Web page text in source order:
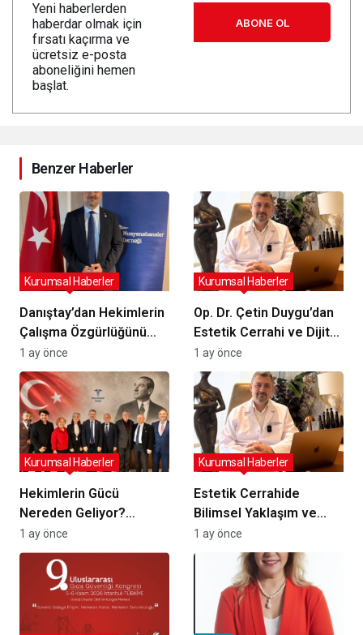
Yeni haberlerden
haberdar olmak için
fırsatı kaçırma ve
ücretsiz e-posta
aboneliğini hemen
başlat.
ABONE OL
Benzer Haberler
Danıştay’dan Hekimlerin
Çalışma Özgürlüğünü
Etkileyen Karar: Hangi
Düzenlemelerin
Yürütmesi Durduruldu?
Kurumsal Haberler
1 ay önce
Op. Dr. Çetin Duygu’dan
Estetik Cerrahi ve Dijital
Algı Uyarısı
Kurumsal Haberler
1 ay önce
Hekimlerin Gücü
Nereden Geliyor?
Muayenehaneler
Derneği Açıklıyor
Kurumsal Haberler
1 ay önce
Estetik Cerrahide
Bilimsel Yaklaşım ve
Uluslararası Deneyim:
Op. Dr. Çetin Duygu’nun
Uygulamaları
Kurumsal Haberler
1 ay önce